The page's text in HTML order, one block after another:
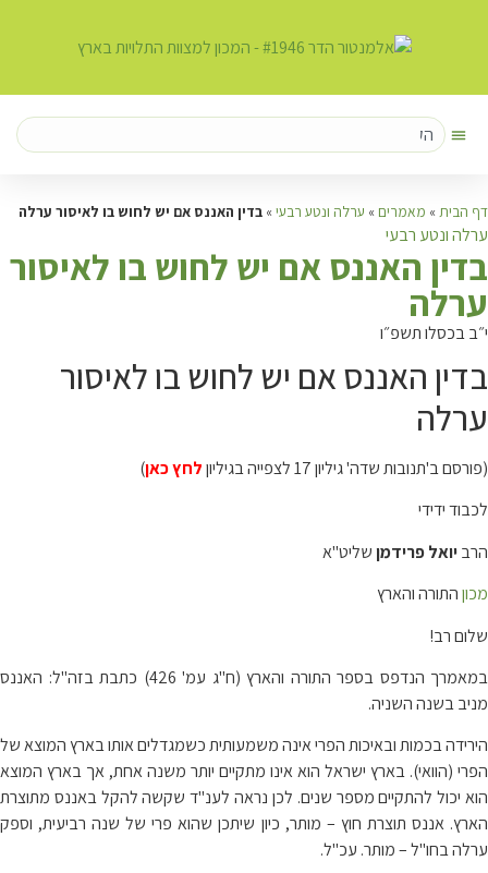
דף הבית » מאמרים » ערלה ונטע רבעי » בדין האננס אם יש לחוש בו לאיסור ערלה
ערלה ונטע רבעי
בדין האננס אם יש לחוש בו לאיסור
ערלה
י״ב בכסלו תשפ״ו
בדין האננס אם יש לחוש בו לאיסור
ערלה
(פורסם ב'תנובות שדה' גיליון 17 לצפייה בגיליון לחץ כאן)
לכבוד ידידי
הרביואל פרידמןשליט"א
מכוןהתורה והארץ
שלום רב!
במאמרך הנדפס בספר התורה והארץ (ח"ג עמ' 426) כתבת בזה"ל: האננס
מניב בשנה השניה.
הירידה בכמות ובאיכות הפרי אינה משמעותית כשמגדלים אותו בארץ המוצא של
הפרי (הוואי). בארץ ישראל הוא אינו מתקיים יותר משנה אחת, אך בארץ המוצא
הוא יכול להתקיים מספר שנים. לכן נראה לענ"ד שקשה להקל באננס מתוצרת
הארץ. אננס תוצרת חוץ – מותר, כיון שיתכן שהוא פרי של שנה רביעית, וספק
ערלה בחו"ל – מותר. עכ"ל.